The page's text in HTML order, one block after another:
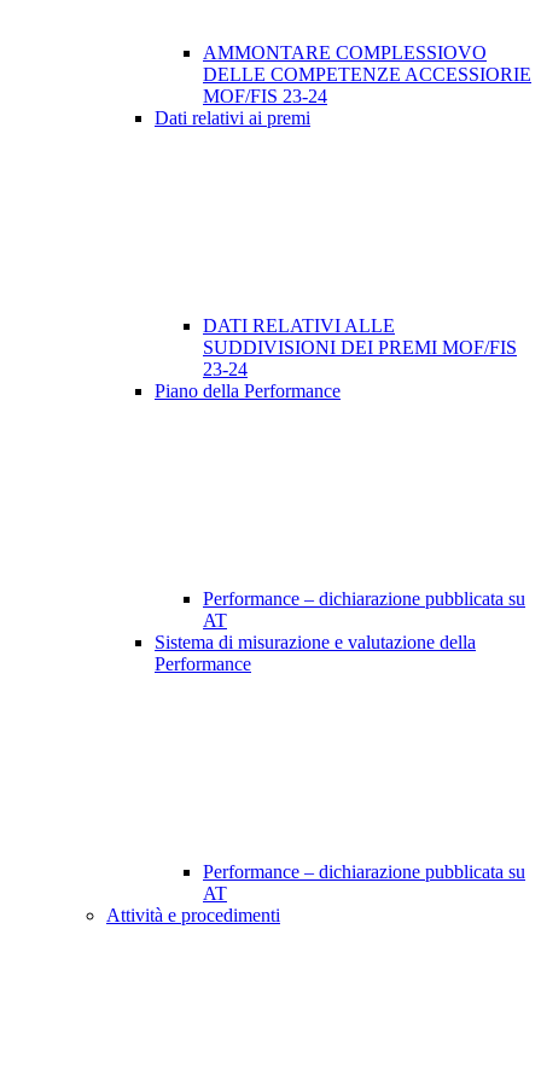
AMMONTARE COMPLESSIOVO
DELLE COMPETENZE ACCESSIORIE
MOF/FIS 23-24
Dati relativi ai premi
DATI RELATIVI ALLE
SUDDIVISIONI DEI PREMI MOF/FIS
23-24
Piano della Performance
Performance – dichiarazione pubblicata su
AT
Sistema di misurazione e valutazione della
Performance
Performance – dichiarazione pubblicata su
AT
Attività e procedimenti